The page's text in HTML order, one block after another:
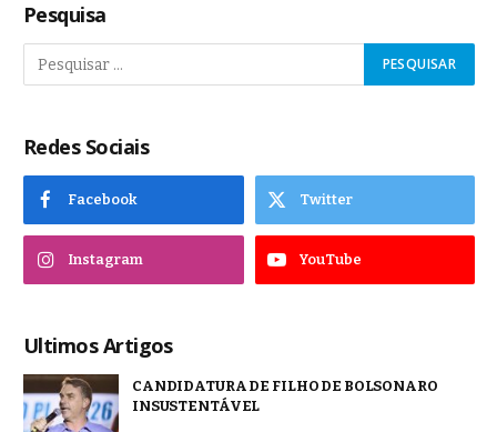
Pesquisa
Redes Sociais
Facebook Twitter
Instagram YouTube
Ultimos Artigos
CANDIDATURA DE FILHO DE BOLSONARO
INSUSTENTÁVEL